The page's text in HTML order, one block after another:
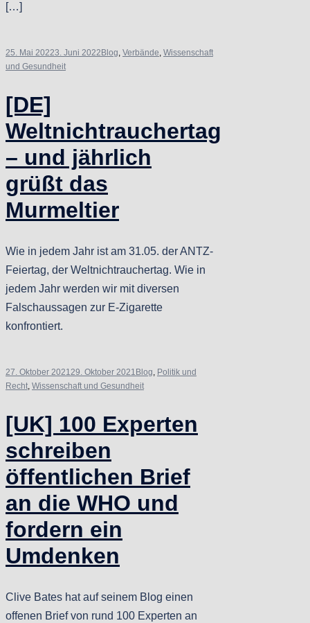
[…]
25. Mai 20223. Juni 2022Blog Verbände Wissenschaft
und Gesundheit
[DE]
Weltnichtrauchertag
– und jährlich
grüßt das
Murmeltier
Wie in jedem Jahr ist am 31.05. der ANTZ-
Feiertag, der Weltnichtrauchertag. Wie in
jedem Jahr werden wir mit diversen
Falschaussagen zur E-Zigarette
konfrontiert.
27. Oktober 202129. Oktober 2021Blog, Politik und
Recht, Wissenschaft und Gesundheit
[UK] 100 Experten
schreiben
öffentlichen Brief
an die WHO und
fordern ein
Umdenken
Clive Bates hat auf seinem Blog einen
offenen Brief von rund 100 Experten an